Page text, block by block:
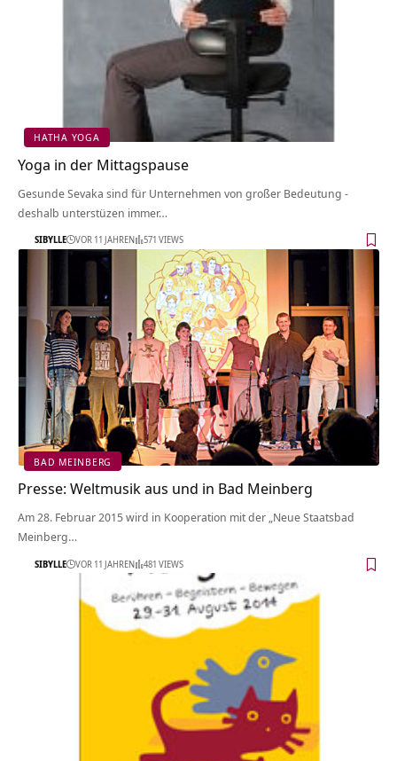
HATHA YOGA
Yoga in der Mittagspause
Gesunde Sevaka sind für Unternehmen von großer Bedeutung -
deshalb unterstüzen immer…
SIBYLLE VOR 11 JAHREN 571 VIEWS
BAD MEINBERG
Presse: Weltmusik aus und in Bad Meinberg
Am 28. Februar 2015 wird in Kooperation mit der „Neue Staatsbad
Meinberg…
SIBYLLE VOR 11 JAHREN 481 VIEWS